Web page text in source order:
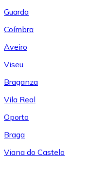
Guarda
Coímbra
Aveiro
Viseu
Braganza
Vila Real
Oporto
Braga
Viana do Castelo